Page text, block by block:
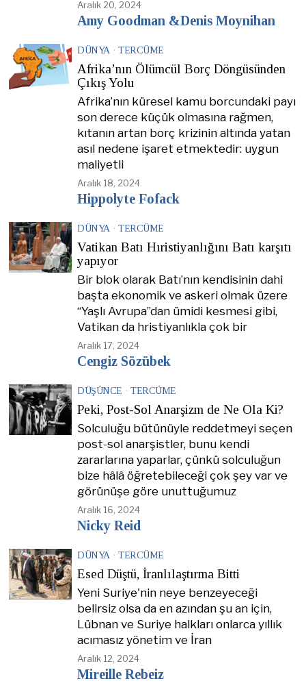
Aralık 20, 2024
Amy Goodman &Denis Moynihan
DÜNYA · TERCÜME
Afrika’nın Ölümcül Borç Döngüsünden
Çıkış Yolu
Afrika’nın küresel kamu borcundaki payı
son derece küçük olmasına rağmen,
kıtanın artan borç krizinin altında yatan
asıl nedene işaret etmektedir: uygun
maliyetli
Aralık 18, 2024
Hippolyte Fofack
DÜNYA · TERCÜME
Vatikan Batı Hıristiyanlığını Batı karşıtı
yapıyor
Bir blok olarak Batı’nın kendisinin dahi
başta ekonomik ve askeri olmak üzere
“Yaşlı Avrupa”dan ümidi kesmesi gibi,
Vatikan da hristiyanlıkla çok bir
Aralık 17, 2024
Cengiz Sözübek
DÜŞÜNCE · TERCÜME
Peki, Post-Sol Anarşizm de Ne Ola Ki?
Solculuğu bütünüyle reddetmeyi seçen
post-sol anarşistler, bunu kendi
zararlarına yaparlar, çünkü solculuğun
bize hâlâ öğretebileceği çok şey var ve
görünüşe göre unuttuğumuz
Aralık 16, 2024
Nicky Reid
DÜNYA · TERCÜME
Esed Düştü, İranlılaştırma Bitti
Yeni Suriye'nin neye benzeyeceği
belirsiz olsa da en azından şu an için,
Lübnan ve Suriye halkları onlarca yıllık
acımasız yönetim ve İran
Aralık 12, 2024
Mireille Rebeiz